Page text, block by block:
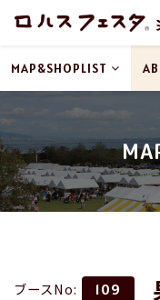
MAP&SHOPLIST
ブースNo: 109